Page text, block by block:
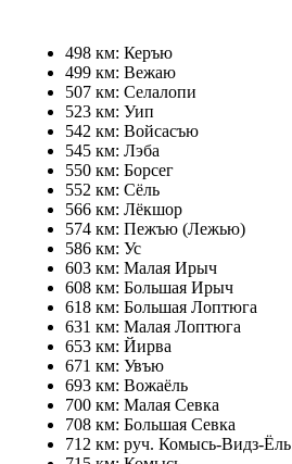
498 км: Керъю
499 км: Вежаю
507 км: Селалопи
523 км: Уип
542 км: Войсасъю
545 км: Лэба
550 км: Борсег
552 км: Сёль
566 км: Лёкшор
574 км: Пежъю (Лежью)
586 км: Ус
603 км: Малая Ирыч
608 км: Большая Ирыч
618 км: Большая Лоптюга
631 км: Малая Лоптюга
653 км: Йирва
671 км: Увъю
693 км: Вожаёль
700 км: Малая Севка
708 км: Большая Севка
712 км: руч. Комысь-Видз-Ёль